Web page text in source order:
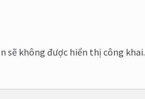
sẽ không được hiển thị công khai.